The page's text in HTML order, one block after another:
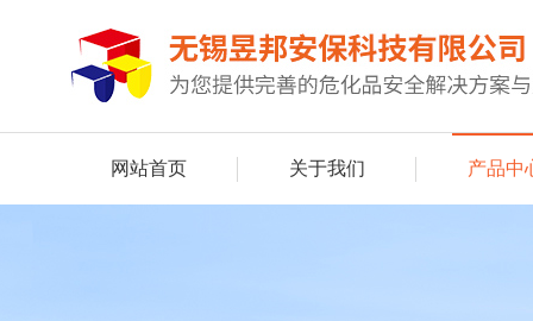
网站首页 关于我们 产品中